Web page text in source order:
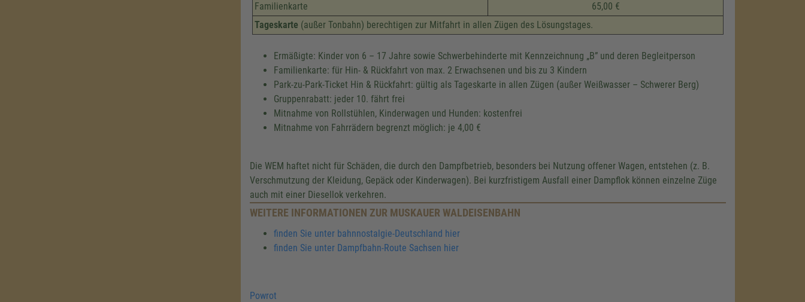
Familienkarte
65,00 €
Tageskarte (außer Tonbahn) berechtigen zur Mitfahrt in allen Zügen des Lösungstages.
Ermäßigte: Kinder von 6 – 17 Jahre sowie Schwerbehinderte mit Kennzeichnung B und deren Begleitperson
Familienkarte: für Hin- & Rückfahrt von max. 2 Erwachsenen und bis zu 3 Kindern
Park-zu-Park-Ticket Hin & Rückfahrt: gültig als Tageskarte in allen Zügen (außer Weißwasser – Schwerer Berg)
Gruppenrabatt: jeder 10. fährt frei
Mitnahme von Rollstühlen, Kinderwagen und Hunden: kostenfrei
Mitnahme von Fahrrädern begrenzt möglich: je 4,00 €
Die WEM haftet nicht für Schäden, die durch den Dampfbetrieb, besonders bei Nutzung offener Wagen, entstehen (z. B.
Verschmutzung der Kleidung, Gepäck oder Kinderwagen). Bei kurzfristigem Ausfall einer Dampflok können einzelne Züge
auch mit einer Diesellok verkehren.
WEITERE INFORMATIONEN ZUR MUSKAUER WALDEISENBAHN
finden Sie unter bahnnostalgie-Deutschland hier
finden Sie unter Dampfbahn-Route Sachsen hier
Powrot